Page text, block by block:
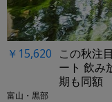
￥15,620 この秋注
ート 飲み
期も同額
富山・黒部